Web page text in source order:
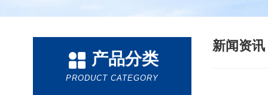
产品分类
PRODUCT CATEGORY
新闻资讯